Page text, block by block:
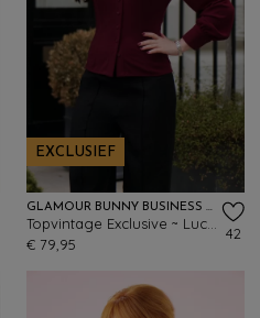
EXCLUSIEF
GLAMOUR BUNNY BUSINESS BABE
€ 79,95
42